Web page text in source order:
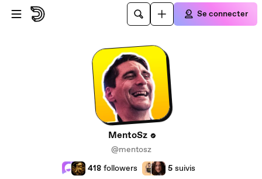
Passer au contenu principal
Se connecter
MentoSz
@mentosz
418 followers 5 suivis